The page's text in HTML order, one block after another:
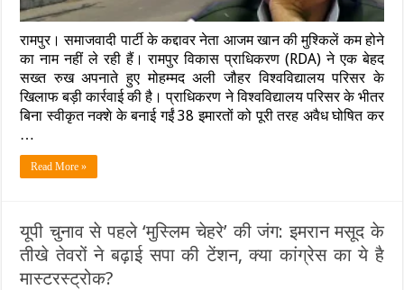
चलेगा
बुलडोजर,
RDA
ने
जारी
किया
ध्वस्तीकरण
का
रामपुर। समाजवादी पार्टी के कद्दावर नेता आजम खान की मुश्किलें कम होने
का नाम नहीं ले रही हैं। रामपुर विकास प्राधिकरण (RDA) ने एक बेहद
सख्त रुख अपनाते हुए मोहम्मद अली जौहर विश्वविद्यालय परिसर के
खिलाफ बड़ी कार्रवाई की है। प्राधिकरण ने विश्वविद्यालय परिसर के भीतर
बिना स्वीकृत नक्शे के बनाई गईं 38 इमारतों को पूरी तरह अवैध घोषित कर
…
Read More »
यूपी चुनाव से पहले ‘मुस्लिम चेहरे’ की जंग: इमरान मसूद के
तीखे तेवरों ने बढ़ाई सपा की टेंशन, क्या कांग्रेस का ये है
मास्टरस्ट्रोक?